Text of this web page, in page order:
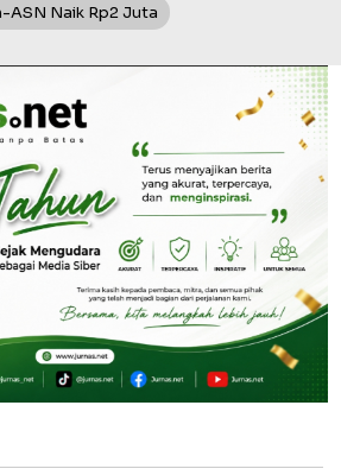
ASN Naik Rp2 Juta